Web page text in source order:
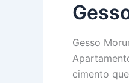
Gesso
cimento